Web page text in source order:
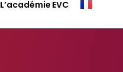
L’académie EVC